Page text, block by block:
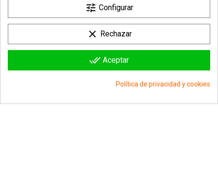
Información sobre la tienda 
tune Configurar
clear Rechazar
done_all Aceptar
Política de privacidad y cookies